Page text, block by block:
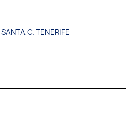
C. TENERIFE